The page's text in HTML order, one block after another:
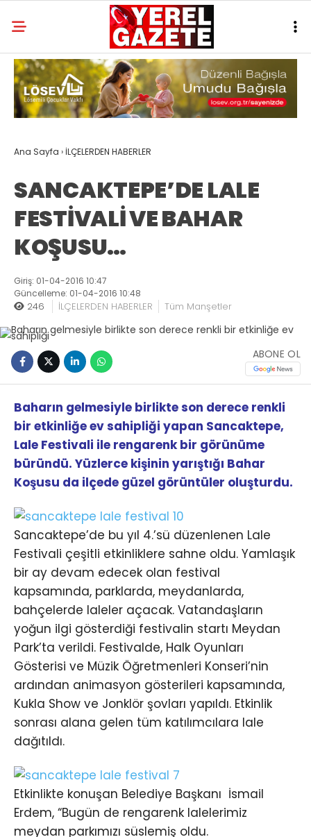
Ana Sayfa › İLÇELERDEN HABERLER
SANCAKTEPE’DE LALE
FESTİVALİ VE BAHAR
KOŞUSU…
Giriş: 01-04-2016 10:47
Güncelleme: 01-04-2016 10:48
246 İLÇELERDEN HABERLER Tüm Manşetler
ABONE OL
Baharın gelmesiyle birlikte son derece renkli
bir etkinliğe ev sahipliği yapan Sancaktepe,
Lale Festivali ile rengarenk bir görünüme
büründü. Yüzlerce kişinin yarıştığı Bahar
Koşusu da ilçede güzel görüntüler oluşturdu.
Sancaktepe’de bu yıl 4.’sü düzenlenen Lale
Festivali çeşitli etkinliklere sahne oldu. Yamlaşık
bir ay devam edecek olan festival
kapsamında, parklarda, meydanlarda,
bahçelerde laleler açacak. Vatandaşların
yoğun ilgi gösterdiği festivalin startı Meydan
Park’ta verildi. Festivalde, Halk Oyunları
Gösterisi ve Müzik Öğretmenleri Konseri’nin
ardından animasyon gösterileri kapsamında,
Kukla Show ve Jonklör şovları yapıldı. Etkinlik
sonrası alana gelen tüm katılımcılara lale
dağıtıldı.
Etkinlikte konuşan Belediye Başkanı İsmail
Erdem, “Bugün de rengarenk lalelerimiz
meydan parkımızı süslemiş oldu.